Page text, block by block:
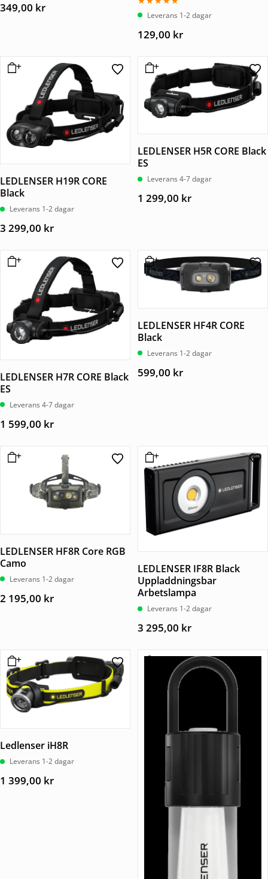
349,00 kr
Betygsatt
5.00Leverans 1-2 dagar
129,00 kr
LEDLENSER H19R CORE
Black
Leverans 1-2 dagar
3 299,00 kr
LEDLENSER H5R CORE Black
ES
Leverans 4-7 dagar
1 299,00 kr
LEDLENSER H7R CORE Black
ES
Leverans 4-7 dagar
1 599,00 kr
LEDLENSER HF4R CORE
Black
Leverans 1-2 dagar
599,00 kr
LEDLENSER HF8R Core RGB
Camo
Leverans 1-2 dagar
2 195,00 kr
LEDLENSER IF8R Black
Uppladdningsbar
Arbetslampa
Leverans 1-2 dagar
3 295,00 kr
Ledlenser iH8R
Leverans 1-2 dagar
1 399,00 kr